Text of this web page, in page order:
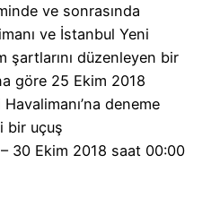
ve sonrasında
ve İstanbul Yeni
şartlarını düzenleyen bir
göre 25 Ekim 2018
deneme
bir uçuş
30 Ekim 2018 saat 00:00